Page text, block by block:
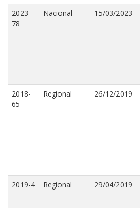
2023-
78
Nacional 15/03/2023
2018-
65
Regional 26/12/2019
2019-4 Regional 29/04/2019